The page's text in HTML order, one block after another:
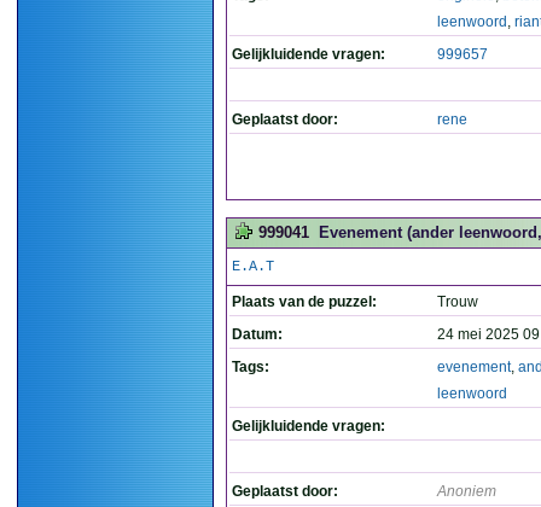
leenwoord ,
Gelijkluidende vragen:
999657
Geplaatst door: rene
999041 Evenement (ander
E.A.T
Plaats van de puzzel:
Trouw
Datum:
24 mei 2025
Tags:
evenement,
leenwoord
Gelijkluidende vragen:
Geplaatst door: Anoniem